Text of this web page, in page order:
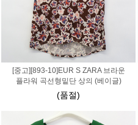
[중고][893-10]EUR S ZARA 브라운
플라워 곡선형밑단 상의 (베이글)
(품절)